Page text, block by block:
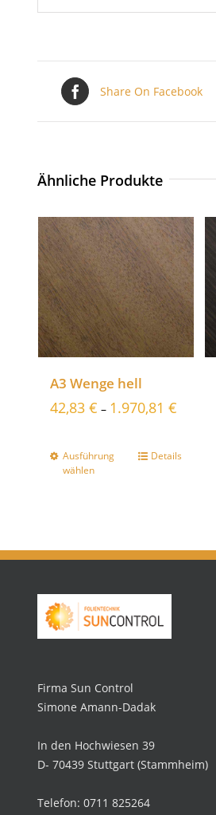
Share On Facebook
Ähnliche Produkte
A3 Wenge hell
42,83 € – 1.970,81 €
Ausführung
wählen
Details
Firma Sun Control
Simone Amann-Dadak
In den Hochwiesen 39
D- 70439 Stuttgart (Stammheim)
Telefon: 0711 825264